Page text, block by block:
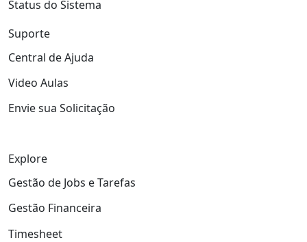
Status do Sistema
Suporte
Central de Ajuda
Video Aulas
Envie sua Solicitação
Explore
Gestão de Jobs e Tarefas
Gestão Financeira
Timesheet